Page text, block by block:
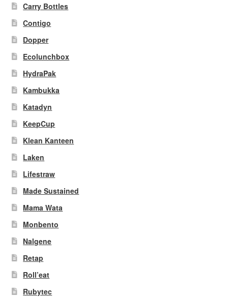
Carry Bottles
Contigo
Dopper
Ecolunchbox
HydraPak
Kambukka
Katadyn
KeepCup
Klean Kanteen
Laken
Lifestraw
Made Sustained
Mama Wata
Monbento
Nalgene
Retap
Roll’eat
Rubytec